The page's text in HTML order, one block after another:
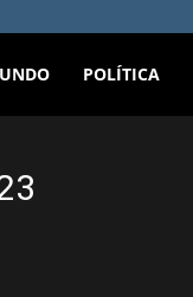
POLÍTICA